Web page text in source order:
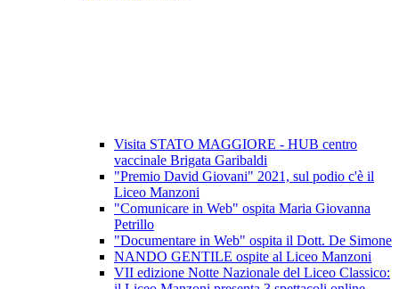
Visita STATO MAGGIORE - HUB centro
vaccinale Brigata Garibaldi
"Premio David Giovani" 2021, sul podio c'è il
Liceo Manzoni
"Comunicare in Web" ospita Maria Giovanna
Petrillo
"Documentare in Web" ospita il Dott. De Simone
NANDO GENTILE ospite al Liceo Manzoni
VII edizione Notte Nazionale del Liceo Classico: